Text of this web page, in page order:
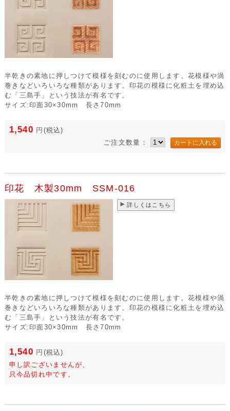
半乾きの素地に押しつけて模様を刻むのに使用します。花模様や渦
巻きなどいろいろな種類があります。印花の模様に化粧土を埋め込
む「三島手」という技法が有名です。
サイズ:印面30×30mm 長さ70mm
1,540 円 (税込)
ご注文数量：
印花 木製30mm SSM-016
詳しくはこちら
半乾きの素地に押しつけて模様を刻むのに使用します。花模様や渦
巻きなどいろいろな種類があります。印花の模様に化粧土を埋め込
む「三島手」という技法が有名です。
サイズ:印面30×30mm 長さ70mm
1,540 円 (税込)
申し訳ございませんが、
只今品切れ中です。